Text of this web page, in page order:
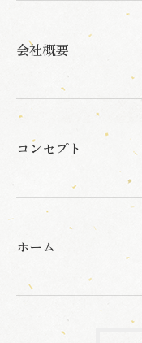
会社概要
コンセプト
ホーム